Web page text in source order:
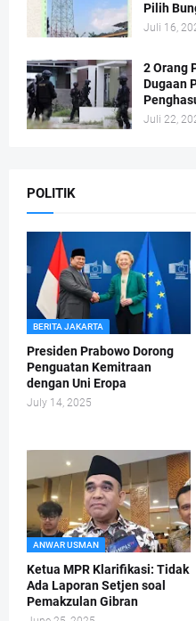
Pilih
Juli 16,
2 Orang
Dugaan
Juli 22,
POLITIK
BERITA JAKARTA
Presiden Prabowo Dorong
Penguatan Kemitraan
dengan Uni Eropa
July 14, 2025
ANWAR USMAN
Ketua MPR Klarifikasi: Tidak
Ada Laporan Setjen soal
Pemakzulan Gibran